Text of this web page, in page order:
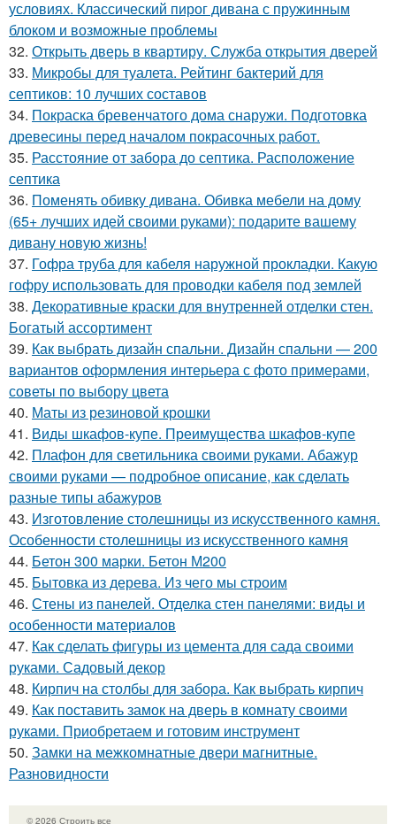
условиях. Классический пирог дивана с пружинным
блоком и возможные проблемы
32. Открыть дверь в квартиру. Служба открытия дверей
33. Микробы для туалета. Рейтинг бактерий для
септиков: 10 лучших составов
34. Покраска бревенчатого дома снаружи. Подготовка
древесины перед началом покрасочных работ.
35. Расстояние от забора до септика. Расположение
септика
36. Поменять обивку дивана. Обивка мебели на дому
(65+ лучших идей своими руками): подарите вашему
дивану новую жизнь!
37. Гофра труба для кабеля наружной прокладки. Какую
гофру использовать для проводки кабеля под землей
38. Декоративные краски для внутренней отделки стен.
Богатый ассортимент
39. Как выбрать дизайн спальни. Дизайн спальни — 200
вариантов оформления интерьера с фото примерами,
советы по выбору цвета
40. Маты из резиновой крошки
41. Виды шкафов-купе. Преимущества шкафов-купе
42. Плафон для светильника своими руками. Абажур
своими руками — подробное описание, как сделать
разные типы абажуров
43. Изготовление столешницы из искусственного камня.
Особенности столешницы из искусственного камня
44. Бетон 300 марки. Бетон М200
45. Бытовка из дерева. Из чего мы строим
46. Стены из панелей. Отделка стен панелями: виды и
особенности материалов
47. Как сделать фигуры из цемента для сада своими
руками. Садовый декор
48. Кирпич на столбы для забора. Как выбрать кирпич
49. Как поставить замок на дверь в комнату своими
руками. Приобретаем и готовим инструмент
50. Замки на межкомнатные двери магнитные.
Разновидности
© 2026 Строить все